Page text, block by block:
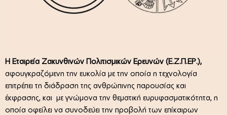
Η Εταιρεία Ζακυνθινών Πολιτισμικών Ερευνών (Ε.Ζ.Π.ΕΡ.),
αφουγκραζόμενη την ευκολία με την οποία η τεχνολογία
επιτρέπει τη διάδραση της ανθρώπινης παρουσίας και
έκφρασης, και με γνώμονα την θεματική ευρυφασματικότητα, η
οποία οφείλει να συνοδεύει την προβολή των επίκαιρων